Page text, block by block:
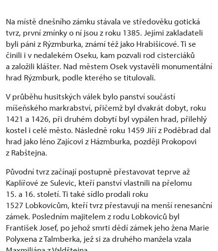
Na místě dnešního zámku stávala ve středověku gotická
tvrz, první zmínky o ní jsou z roku 1385. Jejími zakladateli
byli páni z Rýzmburka, známí též jako Hrabišicové. Ti se
činili i v nedalekém Oseku, kam pozvali rod cisterciáků
a založili klášter. Nad městem Osek vystavěli monumentální
hrad Rýzmburk, podle kterého se titulovali.
V průběhu husitských válek bylo panství součástí
míšeňského markrabství, přičemž byl dvakrát dobyt, roku
1421 a 1426, při druhém dobytí byl vypálen hrad, přilehlý
kostel i celé město. Následně roku 1459 Jiří z Poděbrad dal
hrad jako léno Zajícovi z Házmburka, později Prokopovi
z Rabštejna.
Původní tvrz začínají postupně přestavovat teprve až
Kaplířové ze Sulevic, kteří panství vlastnili na přelomu
15. a 16. století. Ti také sídlo prodali roku
1527 Lobkovicům, kteří tvrz přestavují na menší renesanční
zámek. Posledním majitelem z rodu Lobkoviců byl
František Josef, po jehož smrti dědí zámek jeho žena Marie
Polyxena z Talmberka, jež si za druhého manžela vzala